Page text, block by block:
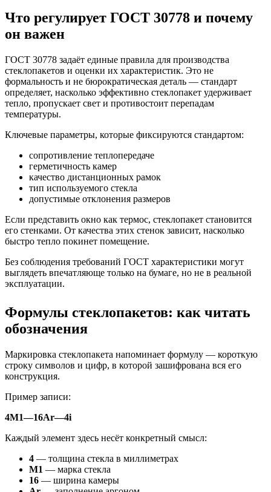
Что регулирует ГОСТ 30778 и почему
он важен
ГОСТ 30778 задаёт единые правила для производства
стеклопакетов и оценки их характеристик. Это не
формальность и не бюрократическая деталь — стандарт
определяет, насколько эффективно стеклопакет удерживает
тепло, пропускает свет и противостоит перепадам
температуры.
Ключевые параметры, которые фиксируются стандартом:
сопротивление теплопередаче
герметичность камер
качество дистанционных рамок
тип используемого стекла
допустимые отклонения размеров
Если представить окно как термос, стеклопакет становится
его стенками. От качества этих стенок зависит, насколько
быстро тепло покинет помещение.
Без соблюдения требований ГОСТ характеристики могут
выглядеть впечатляюще только на бумаге, но не в реальной
эксплуатации.
Формулы стеклопакетов: как читать
обозначения
Маркировка стеклопакета напоминает формулу — короткую
строку символов и цифр, в которой зашифрована вся его
конструкция.
Пример записи:
4М1—16Ar—4i
Каждый элемент здесь несёт конкретный смысл:
4 — толщина стекла в миллиметрах
М1 — марка стекла
16 — ширина камеры